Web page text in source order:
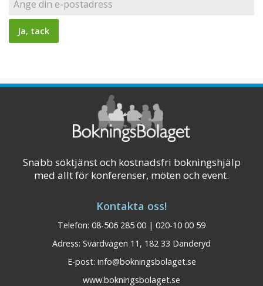
Snabb söktjänst och kostnadsfri bokningshjälp
med allt för konferenser, möten och event.
Kontakta oss!
Telefon: 08-506 285 00 | 020-10 00 59
Adress: Svärdvägen 11, 182 33 Danderyd
E-post: info@bokningsbolaget.se
www.bokningsbolaget.se